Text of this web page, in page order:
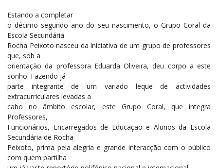
Estando a completar
o décimo segundo ano do seu nascimento, o Grupo Coral da
Escola Secundária
Rocha Peixoto nasceu da iniciativa de um grupo de professores
que, sob a
orientação da professora Eduarda Oliveira, deu corpo a este
sonho. Fazendo já
parte integrante de um variado leque de actividades
extracurriculares levadas a
cabo no âmbito escolar, este Grupo Coral, que integra
Professores,
Funcionários, Encarregados de Educação e Alunos da Escola
Secundária de Rocha
Peixoto, prima pela alegria e grande interacção com o público
com quem partilha